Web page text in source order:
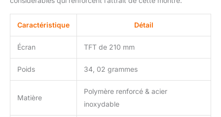
Caractéristique Détail
Écran TFT de 210 mm
Poids 34, 02 grammes
Matière
Polymère renforcé & acier
inoxydable